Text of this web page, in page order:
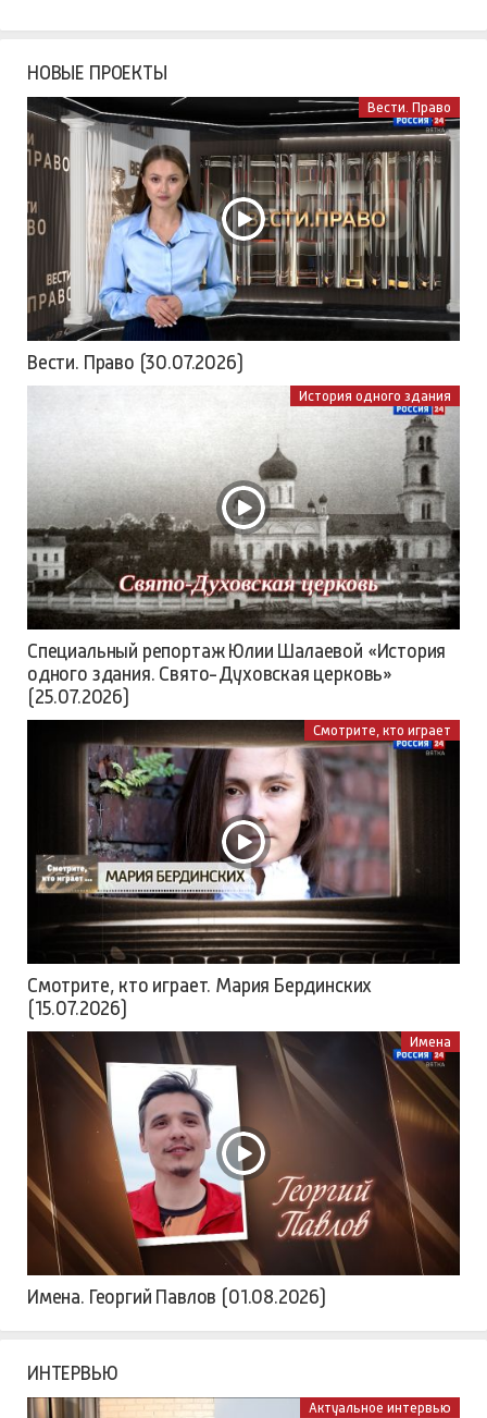
НОВЫЕ ПРОЕКТЫ
Вести. Право
Вести. Право (30.07.2026)
История одного здания
Специальный репортаж Юлии Шалаевой «История
одного здания. Свято-Духовская церковь»
(25.07.2026)
Смотрите, кто играет
Смотрите, кто играет. Мария Бердинских
(15.07.2026)
Имена
Имена. Георгий Павлов (01.08.2026)
ИНТЕРВЬЮ
Актуальное интервью